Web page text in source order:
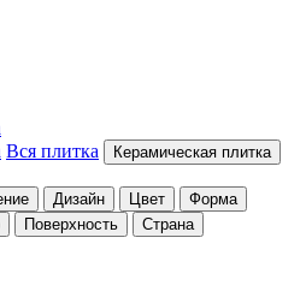
Вся плитка Керамическая плитка
Дизайн Цвет
Форма
Поверхность Страна